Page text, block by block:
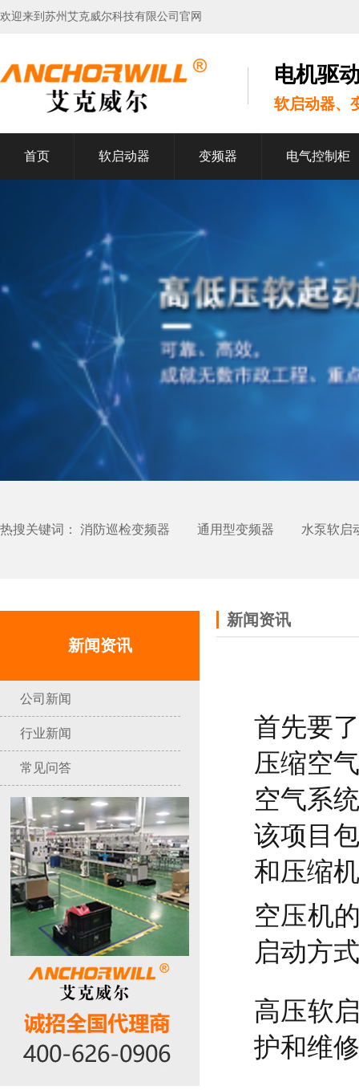
欢迎来到苏州艾克威尔科技有限公司官网
电机驱
软启动器、
首页 软启动器 变频器 电气控制柜
热搜关键词： 消防巡检变频器 通用型变频器 水泵软启
新闻资讯
公司新闻
行业新闻
常见问答
新闻资讯
首先要
压缩空
空气系
该项目
和压缩
空压机
启动方
高压软
护和维